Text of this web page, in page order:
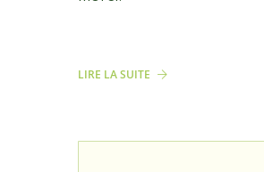
LIRE LA SUITE